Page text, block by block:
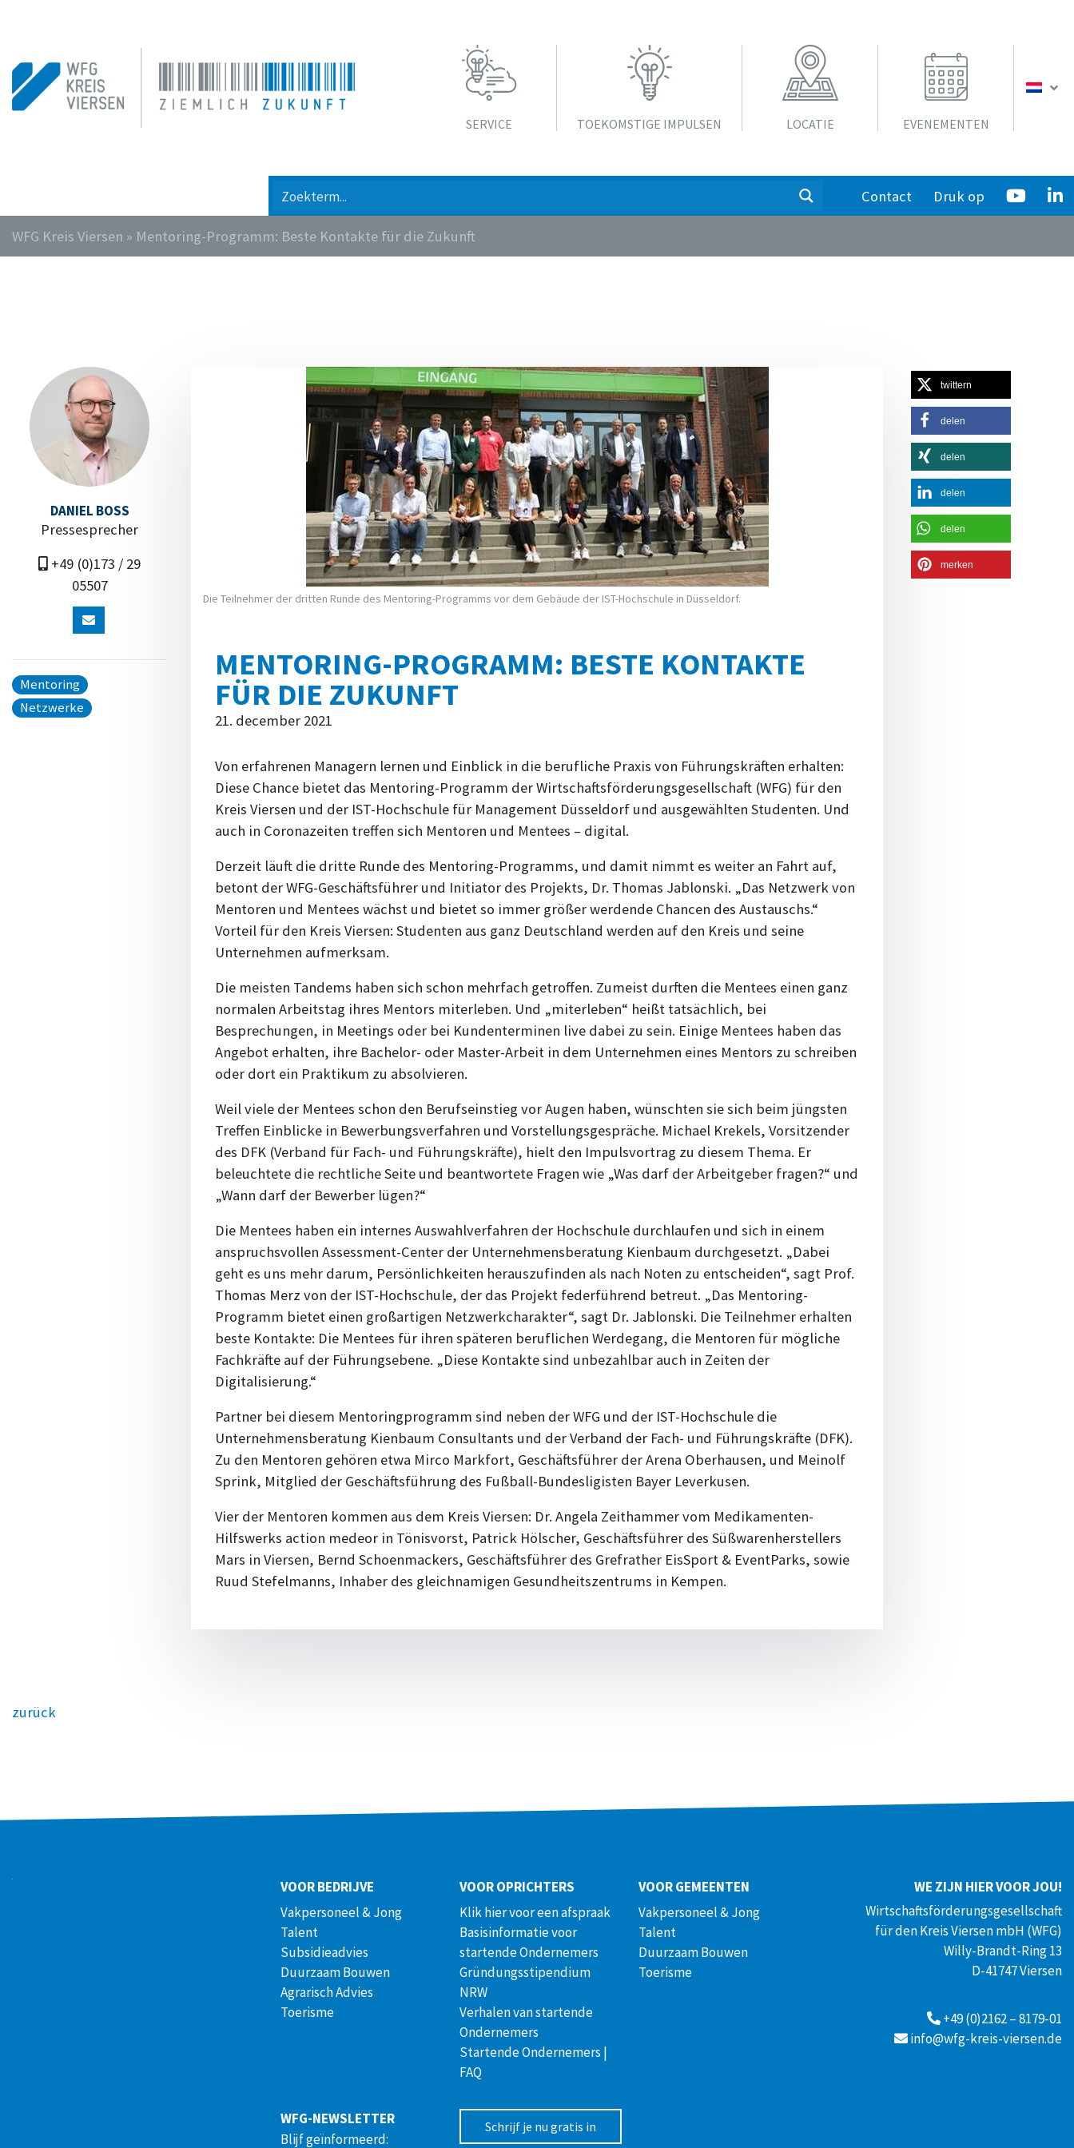
SERVICE TOEKOMSTIGE IMPULSEN LOCATIE EVENEMENTEN
Contact Druk op
WFG Kreis Viersen » Mentoring-Programm: Beste Kontakte für die Zukunft
DANIEL BOSS
Pressesprecher
+49 (0)173 / 29
05507
Mentoring
Netzwerke
Die Teilnehmer der dritten Runde des Mentoring-Programms vor dem Gebäude der IST-Hochschule in Düsseldorf.
MENTORING-PROGRAMM: BESTE KONTAKTE
FÜR DIE ZUKUNFT
21. december 2021
Von erfahrenen Managern lernen und Einblick in die berufliche Praxis von Führungskräften erhalten:
Diese Chance bietet das Mentoring-Programm der Wirtschaftsförderungsgesellschaft (WFG) für den
Kreis Viersen und der IST-Hochschule für Management Düsseldorf und ausgewählten Studenten. Und
auch in Coronazeiten treffen sich Mentoren und Mentees – digital.
Derzeit läuft die dritte Runde des Mentoring-Programms, und damit nimmt es weiter an Fahrt auf,
betont der WFG-Geschäftsführer und Initiator des Projekts, Dr. Thomas Jablonski. „Das Netzwerk von
Mentoren und Mentees wächst und bietet so immer größer werdende Chancen des Austauschs.“
Vorteil für den Kreis Viersen: Studenten aus ganz Deutschland werden auf den Kreis und seine
Unternehmen aufmerksam.
Die meisten Tandems haben sich schon mehrfach getroffen. Zumeist durften die Mentees einen ganz
normalen Arbeitstag ihres Mentors miterleben. Und „miterleben“ heißt tatsächlich, bei
Besprechungen, in Meetings oder bei Kundenterminen live dabei zu sein. Einige Mentees haben das
Angebot erhalten, ihre Bachelor- oder Master-Arbeit in dem Unternehmen eines Mentors zu schreiben
oder dort ein Praktikum zu absolvieren.
Weil viele der Mentees schon den Berufseinstieg vor Augen haben, wünschten sie sich beim jüngsten
Treffen Einblicke in Bewerbungsverfahren und Vorstellungsgespräche. Michael Krekels, Vorsitzender
des DFK (Verband für Fach- und Führungskräfte), hielt den Impulsvortrag zu diesem Thema. Er
beleuchtete die rechtliche Seite und beantwortete Fragen wie „Was darf der Arbeitgeber fragen?“ und
„Wann darf der Bewerber lügen?“
Die Mentees haben ein internes Auswahlverfahren der Hochschule durchlaufen und sich in einem
anspruchsvollen Assessment-Center der Unternehmensberatung Kienbaum durchgesetzt. „Dabei
geht es uns mehr darum, Persönlichkeiten herauszufinden als nach Noten zu entscheiden“, sagt Prof.
Thomas Merz von der IST-Hochschule, der das Projekt federführend betreut. „Das Mentoring-
Programm bietet einen großartigen Netzwerkcharakter“, sagt Dr. Jablonski. Die Teilnehmer erhalten
beste Kontakte: Die Mentees für ihren späteren beruflichen Werdegang, die Mentoren für mögliche
Fachkräfte auf der Führungsebene. „Diese Kontakte sind unbezahlbar auch in Zeiten der
Digitalisierung.“
Partner bei diesem Mentoringprogramm sind neben der WFG und der IST-Hochschule die
Unternehmensberatung Kienbaum Consultants und der Verband der Fach- und Führungskräfte (DFK).
Zu den Mentoren gehören etwa Mirco Markfort, Geschäftsführer der Arena Oberhausen, und Meinolf
Sprink, Mitglied der Geschäftsführung des Fußball-Bundesligisten Bayer Leverkusen.
Vier der Mentoren kommen aus dem Kreis Viersen: Dr. Angela Zeithammer vom Medikamenten-
Hilfswerks action medeor in Tönisvorst, Patrick Hölscher, Geschäftsführer des Süßwarenherstellers
Mars in Viersen, Bernd Schoenmackers, Geschäftsführer des Grefrather EisSport & EventParks, sowie
Ruud Stefelmanns, Inhaber des gleichnamigen Gesundheitszentrums in Kempen.
twittern
delen
delen
delen
delen
merken
zurück
VOOR BEDRIJVE
Vakpersoneel & Jong
Talent
Subsidieadvies
Duurzaam Bouwen
Agrarisch Advies
Toerisme
VOOR OPRICHTERS
Klik hier voor een afspraak
Basisinformatie voor
startende Ondernemers
Gründungsstipendium
NRW
Verhalen van startende
Ondernemers
Startende Ondernemers |
FAQ
VOOR GEMEENTEN
Vakpersoneel & Jong
Talent
Duurzaam Bouwen
Toerisme
WFG-NEWSLETTER
Blijf geïnformeerd:
Schrijf je nu gratis in
WE ZIJN HIER VOOR JOU!
Wirtschaftsförderungsgesellschaft
für den Kreis Viersen mbH (WFG)
Willy-Brandt-Ring 13
D-41747 Viersen
+49 (0)2162 – 8179-01
info@wfg-kreis-viersen.de